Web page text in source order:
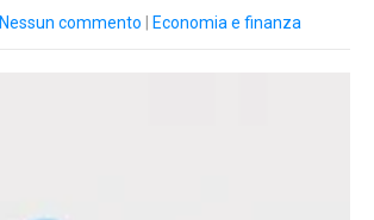
Nessun commento Economia e finanza